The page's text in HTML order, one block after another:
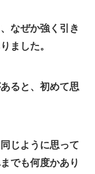
なぜか強く引き
ました。
ると、初めて思
じように思って
でも何度かあり